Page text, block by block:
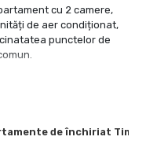
de închiriat
cu 2 camere,
de aer condiționat,
punctelor de